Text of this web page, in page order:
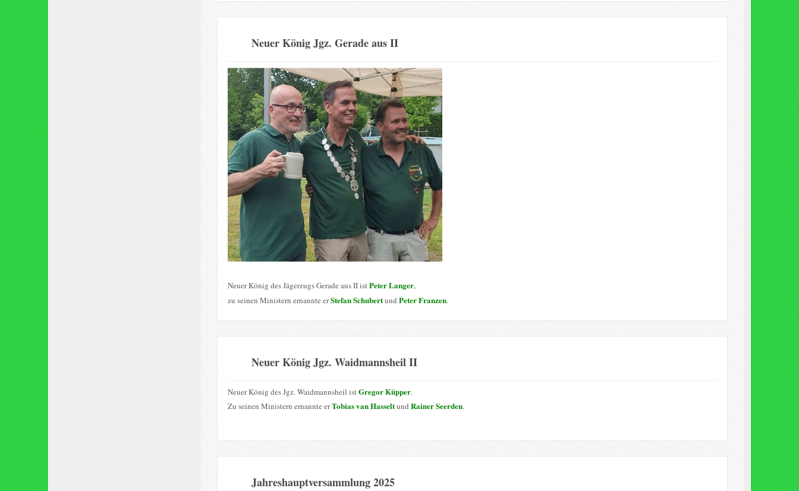
Neuer König Jgz. Gerade aus II
Neuer König des Jägerzugs Gerade aus II istPeter Langer,
zu seinen Ministern ernannte erStefan Schubertund Peter Franzen.
Neuer König Jgz. Waidmannsheil II
Neuer König des Jgz. Waidmannsheil istGregor Küpper.
Zu seinen Ministern ernannte erTobias van Hasseltund Rainer Seerden.
Jahreshauptversammlung 2025